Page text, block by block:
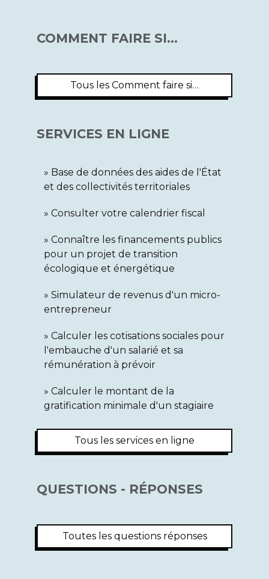
COMMENT FAIRE SI…
Tous les Comment faire si…
SERVICES EN LIGNE
Base de données des aides de l'État
et des collectivités territoriales
Consulter votre calendrier fiscal
Connaître les financements publics
pour un projet de transition
écologique et énergétique
Simulateur de revenus d'un micro-
entrepreneur
Calculer les cotisations sociales pour
l'embauche d'un salarié et sa
rémunération à prévoir
Calculer le montant de la
gratification minimale d'un stagiaire
Tous les services en ligne
QUESTIONS - RÉPONSES
Toutes les questions réponses